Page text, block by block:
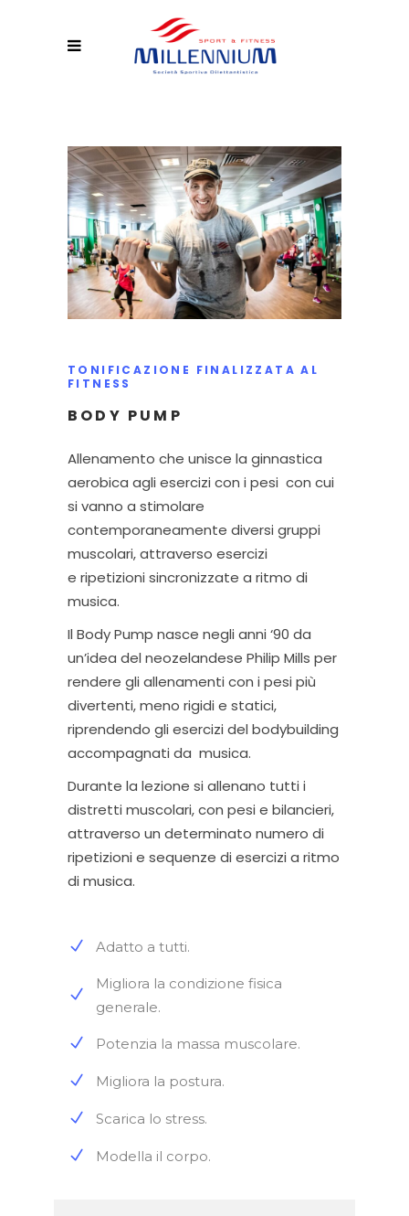
TONIFICAZIONE FINALIZZATA AL
FITNESS
BODY PUMP
Allenamento che unisce la ginnastica
aerobica agli esercizi con i pesi con cui
si vanno a stimolare
contemporaneamente diversi gruppi
muscolari, attraverso esercizi
e ripetizioni sincronizzate a ritmo di
musica.
Il Body Pump nasce negli anni ‘90 da
un’idea del neozelandese Philip Mills per
rendere gli allenamenti con i pesi più
divertenti, meno rigidi e statici,
riprendendo gli esercizi del bodybuilding
accompagnati da musica.
Durante la lezione si allenano tutti i
distretti muscolari, con pesi e bilancieri,
attraverso un determinato numero di
ripetizioni e sequenze di esercizi a ritmo
di musica.
Adatto a tutti.
Migliora la condizione fisica
generale.
Potenzia la massa muscolare.
Migliora la postura.
Scarica lo stress.
Modella il corpo.